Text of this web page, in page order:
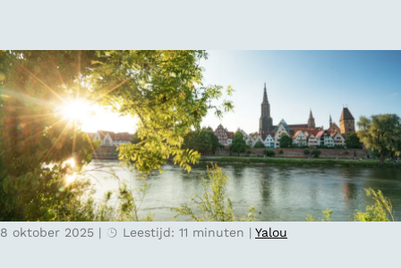
i
j
C
h
â
t
e
a
u
S
o
l
l
e
B
B
'
s8 oktober 2025 | Leestijd: 11 minuten | Yalou